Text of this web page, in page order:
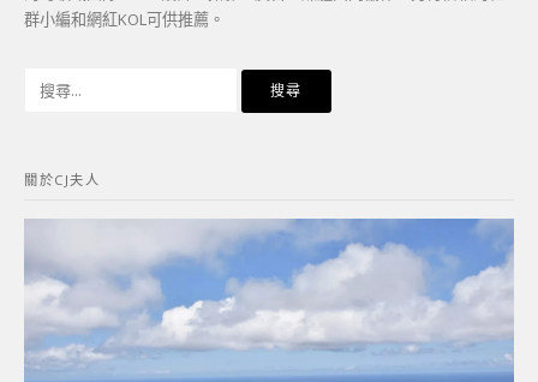
群小編和網紅KOL可供推薦。
字:
關於CJ夫人